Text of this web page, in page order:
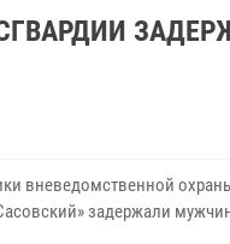
вневедомственной
задержали